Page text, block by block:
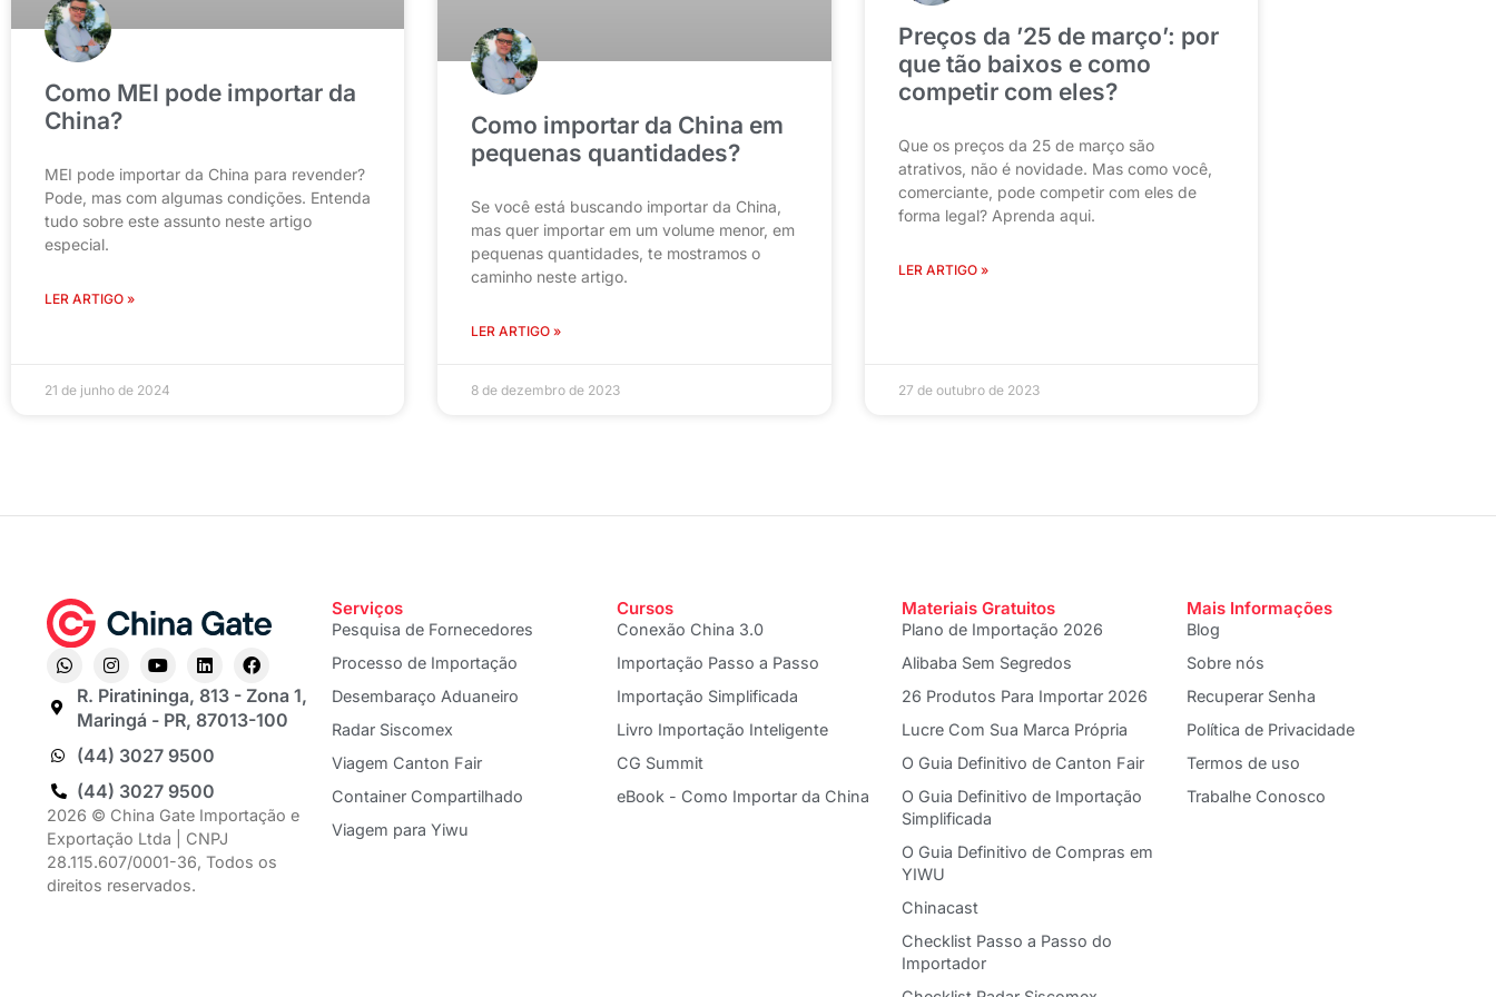
Como MEI pode importar da
China?
MEI pode importar da China para revender?
Pode, mas com algumas condições. Entenda
tudo sobre este assunto neste artigo
especial.
LER ARTIGO »
21 de junho de 2024
Como importar da China em
pequenas quantidades?
Se você está buscando importar da China,
mas quer importar em um volume menor, em
pequenas quantidades, te mostramos o
caminho neste artigo.
LER ARTIGO »
8 de dezembro de 2023
Preços da ’25 de março’: por
que tão baixos e como
competir com eles?
Que os preços da 25 de março são
atrativos, não é novidade. Mas como você,
comerciante, pode competir com eles de
forma legal? Aprenda aqui.
LER ARTIGO »
27 de outubro de 2023
R. Piratininga, 813 - Zona 1,
Maringá - PR, 87013-100
(44) 3027 9500
(44) 3027 9500
2026 © China Gate Importação e
Exportação Ltda | CNPJ
28.115.607/0001-36, Todos os
direitos reservados.
Serviços
Pesquisa de Fornecedores
Processo de Importação
Desembaraço Aduaneiro
Radar Siscomex
Viagem Canton Fair
Container Compartilhado
Viagem para Yiwu
Cursos
Conexão China 3.0
Importação Passo a Passo
Importação Simplificada
Livro Importação Inteligente
CG Summit
eBook - Como Importar da China
Materiais Gratuitos
Plano de Importação 2026
Alibaba Sem Segredos
26 Produtos Para Importar 2026
Lucre Com Sua Marca Própria
O Guia Definitivo de Canton Fair
O Guia Definitivo de Importação
Simplificada
O Guia Definitivo de Compras em
YIWU
Chinacast
Checklist Passo a Passo do
Importador
Mais Informações
Blog
Sobre nós
Recuperar Senha
Política de Privacidade
Termos de uso
Trabalhe Conosco